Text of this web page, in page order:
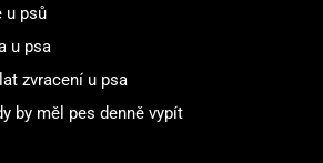
u psů
u psa
zvracení u psa
by měl pes denně vypít